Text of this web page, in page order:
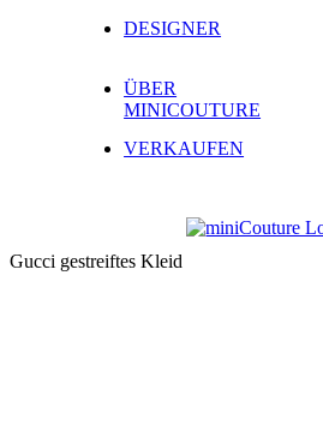
DESIGNER
ÜBER
MINICOUTURE
VERKAUFEN
Gucci gestreiftes Kleid